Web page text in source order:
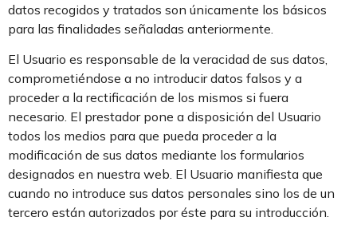
datos recogidos y tratados son únicamente los básicos
para las finalidades señaladas anteriormente.
El Usuario es responsable de la veracidad de sus datos,
comprometiéndose a no introducir datos falsos y a
proceder a la rectificación de los mismos si fuera
necesario. El prestador pone a disposición del Usuario
todos los medios para que pueda proceder a la
modificación de sus datos mediante los formularios
designados en nuestra web. El Usuario manifiesta que
cuando no introduce sus datos personales sino los de un
tercero están autorizados por éste para su introducción.